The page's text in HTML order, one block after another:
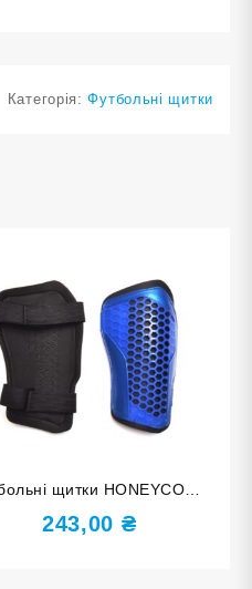
Категорія:Футбольні щитки
щитки HONEYCOMB
М F675-М blue сині
243,00 ₴